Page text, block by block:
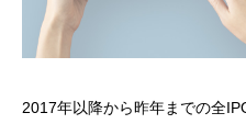
2017年以降から昨年までの全